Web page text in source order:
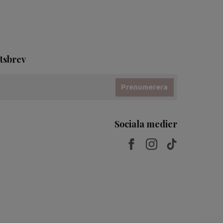
Prenumerera
Sociala medier